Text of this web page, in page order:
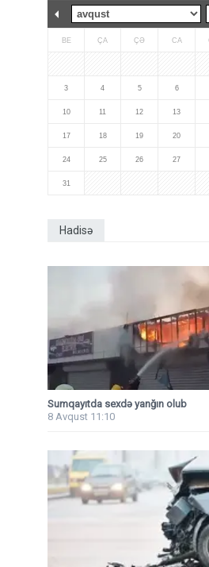
BE ÇA ÇƏ CA
3 4 5 6
10 11 12 13
17 18 19 20
24 25 26 27
31
Hadisə
Sumqayıtda sexdə yanğın olub
8 Avqust 11:10